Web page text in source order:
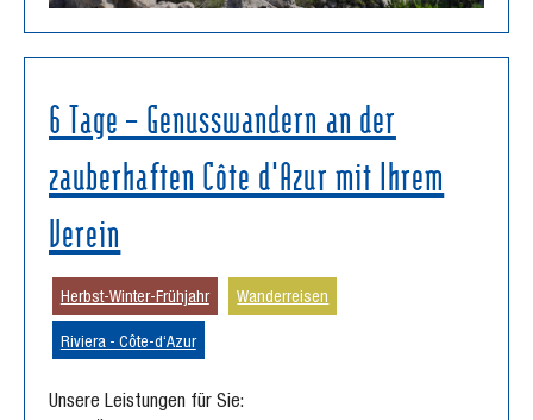
6 Tage – Genusswandern an der
zauberhaften Côte d'Azur mit Ihrem
Verein
Herbst-Winter-Frühjahr Wanderreisen
Riviera - Côte-d‘Azur
Unsere Leistungen für Sie: